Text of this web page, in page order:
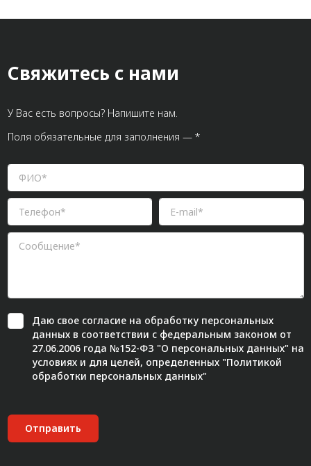
Свяжитесь с нами
У Вас есть вопросы? Напишите нам.
Поля обязательные для заполнения — *
Даю свое согласиена обработку персональных
данных в соответствии с федеральным законом от
27.06.2006 года №152-ФЗ "О персональных данных" на
условиях и для целей, определенных "Политикой
обработки персональных данных"
Отправить